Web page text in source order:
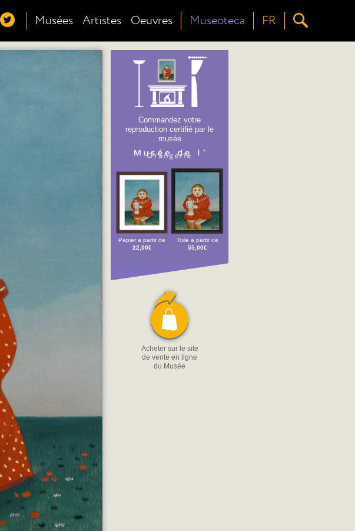
Musées Artistes Oeuvres Museoteca FR
Commandez votre
reproduction certifié par le
musée
Papier a partir de
22,00€
Toile a partir de
55,00€
Acheter sur le site
de vente en ligne
du Musée